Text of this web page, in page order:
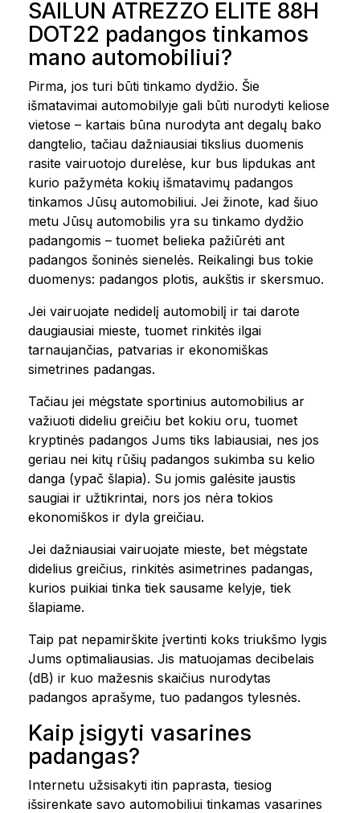
SAILUN ATREZZO ELITE 88H
DOT22 padangos tinkamos
mano automobiliui?
Pirma, jos turi būti tinkamo dydžio. Šie
išmatavimai automobilyje gali būti nurodyti keliose
vietose – kartais būna nurodyta ant degalų bako
dangtelio, tačiau dažniausiai tikslius duomenis
rasite vairuotojo durelėse, kur bus lipdukas ant
kurio pažymėta kokių išmatavimų padangos
tinkamos Jūsų automobiliui. Jei žinote, kad šiuo
metu Jūsų automobilis yra su tinkamo dydžio
padangomis – tuomet belieka pažiūrėti ant
padangos šoninės sienelės. Reikalingi bus tokie
duomenys: padangos plotis, aukštis ir skersmuo.
Jei vairuojate nedidelį automobilį ir tai darote
daugiausiai mieste, tuomet rinkitės ilgai
tarnaujančias, patvarias ir ekonomiškas
simetrines padangas.
Tačiau jei mėgstate sportinius automobilius ar
važiuoti dideliu greičiu bet kokiu oru, tuomet
kryptinės padangos Jums tiks labiausiai, nes jos
geriau nei kitų rūšių padangos sukimba su kelio
danga (ypač šlapia). Su jomis galėsite jaustis
saugiai ir užtikrintai, nors jos nėra tokios
ekonomiškos ir dyla greičiau.
Jei dažniausiai vairuojate mieste, bet mėgstate
didelius greičius, rinkitės asimetrines padangas,
kurios puikiai tinka tiek sausame kelyje, tiek
šlapiame.
Taip pat nepamirškite įvertinti koks triukšmo lygis
Jums optimaliausias. Jis matuojamas decibelais
(dB) ir kuo mažesnis skaičius nurodytas
padangos aprašyme, tuo padangos tylesnės.
Kaip įsigyti vasarines
padangas?
Internetu užsisakyti itin paprasta, tiesiog
išsirenkate savo automobiliui tinkamas vasarines